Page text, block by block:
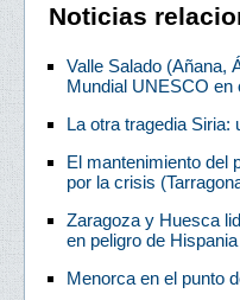
Noticias
Valle Salado (Añana,
Mundial UNESCO en
La otra tragedia Siria:
El mantenimiento del
por la crisis
Zaragoza y Huesca
en peligro de
Menorca en el punto